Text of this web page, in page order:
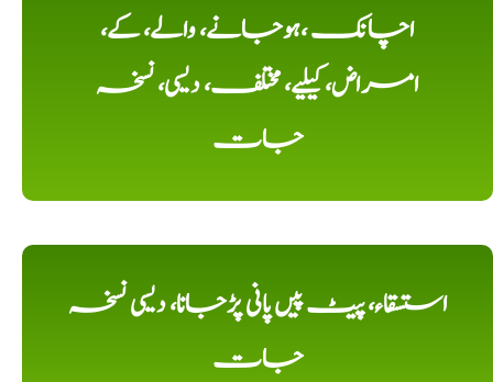
اچانک ،ہوجانے، والے، کے،
امراض، کیلیے، مختلف، دیسی، نسخہ
جات
استسقاء، پیٹ پیں پانی پڑجانا، دیسی نسخہ
جات